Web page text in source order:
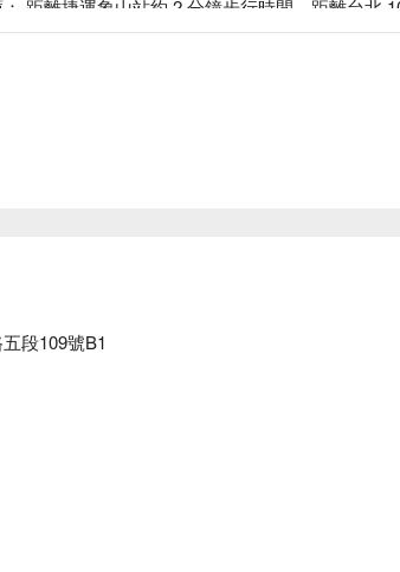
距離捷運象山站約 2 分鐘步行時間，距離台北
格，最高達到七人的獨特房型，給您信義區 CP
貿館優惠、謙匯普樂室行旅信義世貿館住宿方案
看⬇︎
段109號B1